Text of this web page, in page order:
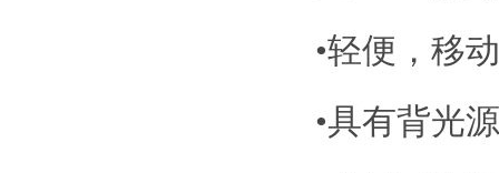
•轻便，移
•具有背光